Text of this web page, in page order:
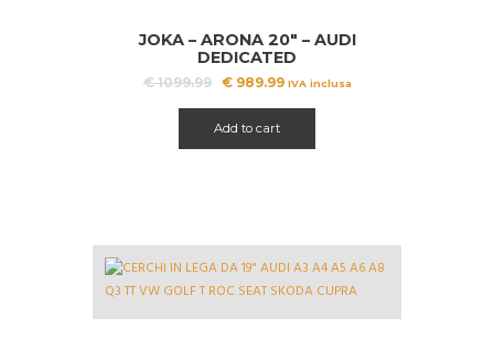
JOKA – ARONA 20″ – AUDI
DEDICATED
€1099.99
Il
era:
€ 1099.99.
€989.99Il
€ 989.99.
IVA inclusa
Add to cart